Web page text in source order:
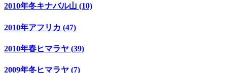
2010年冬キナバル山 (10)
2010年アフリカ (47)
2010年春ヒマラヤ (39)
2009年冬ヒマラヤ (7)